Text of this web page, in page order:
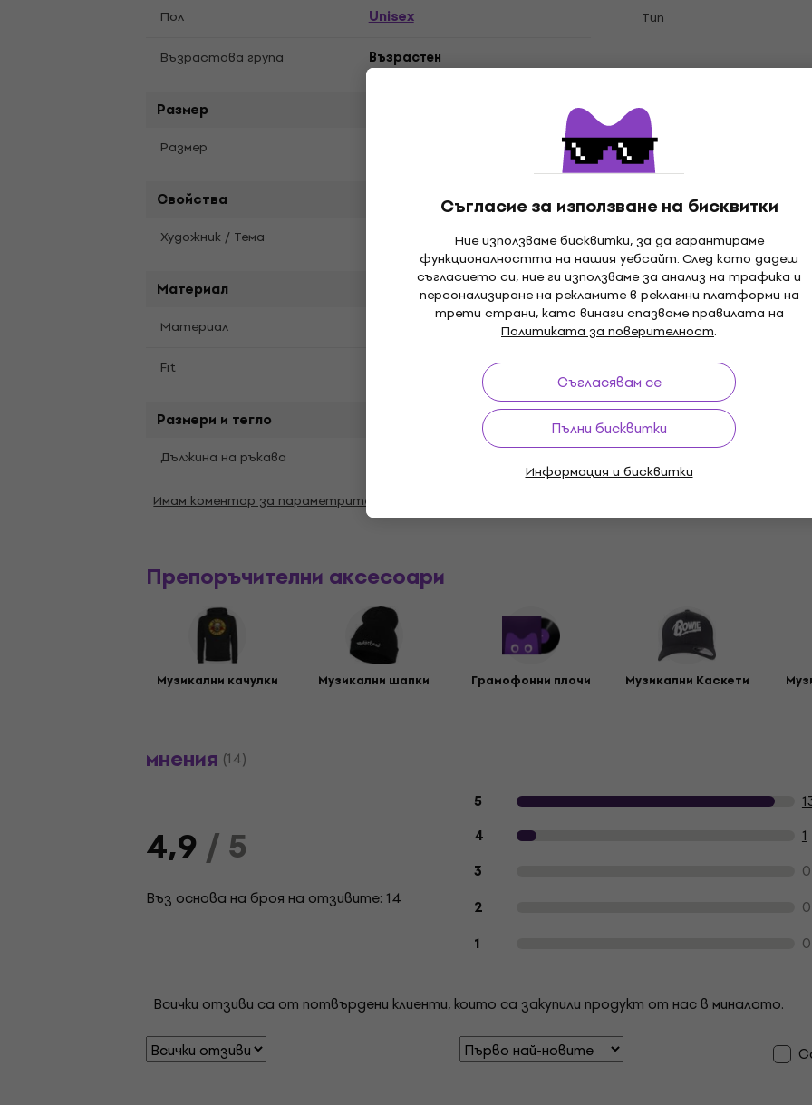
Съгласие за използване на бисквитки
Ние използваме бисквитки, за да гарантираме
функционалността на нашия уебсайт. След като дадеш
съгласието си, ние ги използваме за анализ на трафика и
персонализиране на рекламите в рекламни платформи на
трети страни, като винаги спазваме правилата на
Политиката за поверителност.
Съгласявам се
Пълни бисквитки
Информация и бисквитки
Пол Unisex Tип
Възрастова група Възрастен
Размер
Pазмер
Свойства
Художник / Тема Queens Of The Stone Age
Материал
Материал Спецификация на
Fit
Размери и тегло
Дължина на ръкава
Имам коментар за параметрите
Препоръчителни аксесоари
Музикални качулки Музикални шапки Грамофонни плочи Музикални Каскети
мнения (14)
4,9/ 5
Въз основа на броя на отзивите: 14
Отзиви на клиенти за продукта
5
4 1
3 0
2 0
1 0
Всички отзиви са от потвърдени клиенти, които са закупили продукт от нас в миналото.